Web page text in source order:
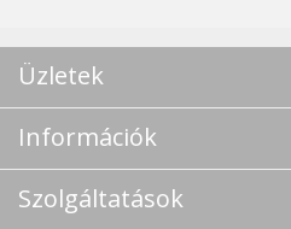
Üzletek
Információk
Szolgáltatások